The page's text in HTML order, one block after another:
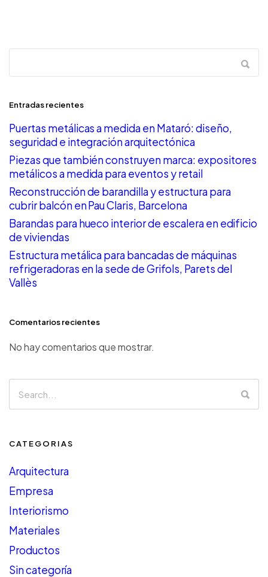
Entradas recientes
Puertas metálicas a medida en Mataró: diseño,
seguridad e integración arquitectónica
Piezas que también construyen marca: expositores
metálicos a medida para eventos y retail
Reconstrucción de barandilla y estructura para
cubrir balcón en Pau Claris, Barcelona
Barandas para hueco interior de escalera en edificio
de viviendas
Estructura metálica para bancadas de máquinas
refrigeradoras en la sede de Grifols, Parets del
Vallès
Comentarios recientes
No hay comentarios que mostrar.
CATEGORIAS
Arquitectura
Empresa
Interiorismo
Materiales
Productos
Sin categoría